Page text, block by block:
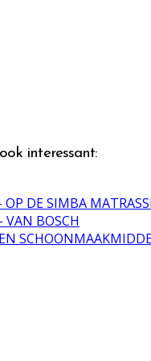
interessant:
OP DE SIMBA
VAN BOSCH